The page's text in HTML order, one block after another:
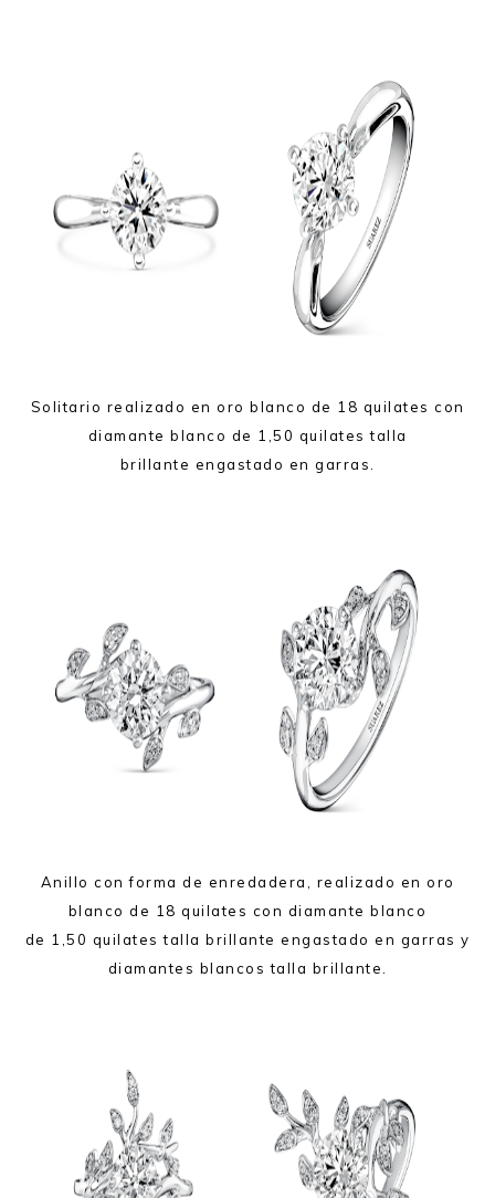
Solitario realizado en oro blanco de 18 quilates con
diamante blanco de 1,50 quilates talla
brillante engastado en garras.
Anillo con forma de enredadera, realizado en oro
blanco de 18 quilates con diamante blanco
de 1,50 quilates talla brillante engastado en garras y
diamantes blancos talla brillante.